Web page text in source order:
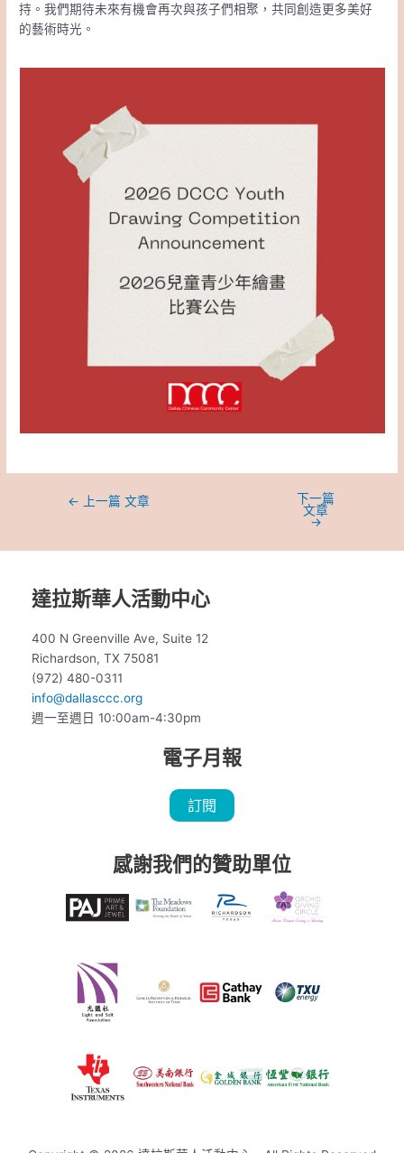
持。我們期待未來有機會再次與孩子們相聚，共同創造更多美好
的藝術時光。
← 上一篇 文章
下一篇
文章
→
達拉斯華人活動中心
400 N Greenville Ave, Suite 12
Richardson, TX 75081
(972) 480-0311
info@dallasccc.org
週一至週日 10:00am-4:30pm
電子月報
訂閱
感謝我們的贊助單位